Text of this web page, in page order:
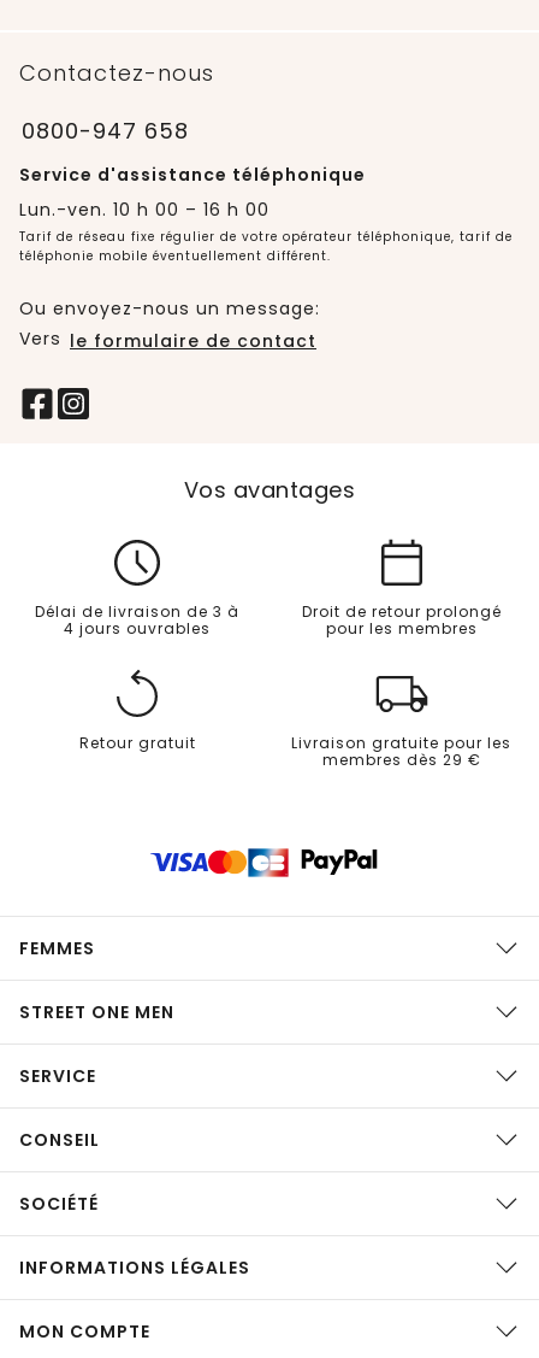
Contactez-nous
0800-947 658
Service d'assistance téléphonique
Lun.-ven. 10 h 00 – 16 h 00
Tarif de réseau fixe régulier de votre opérateur téléphonique, tarif de
téléphonie mobile éventuellement différent.
Ou envoyez-nous un message:
Vers le formulaire de contact
Vos avantages
Délai de livraison de 3 à
4 jours ouvrables
Droit de retour prolongé
pour les membres
Retour gratuit
Livraison gratuite pour les
membres dès 29 €
FEMMES
STREET ONE MEN
SERVICE
CONSEIL
SOCIÉTÉ
INFORMATIONS LÉGALES
MON COMPTE